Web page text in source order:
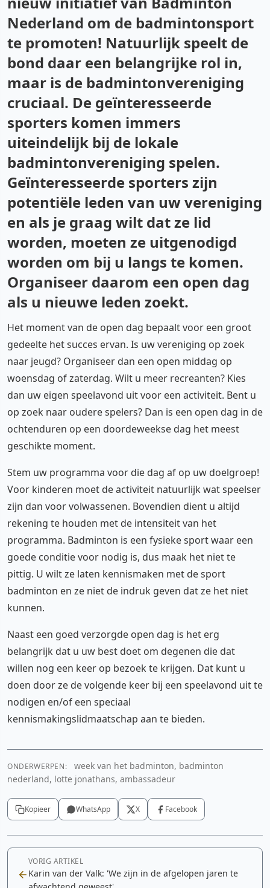
Nederland om de badmintonsport
te promoten! Natuurlijk speelt de
bond daar een belangrijke rol in,
maar is de badmintonvereniging
cruciaal. De geïnteresseerde
sporters komen immers
uiteindelijk bij de lokale
badmintonvereniging spelen.
Geïnteresseerde sporters zijn
potentiële leden van uw vereniging
en als je graag wilt dat ze lid
worden, moeten ze uitgenodigd
worden om bij u langs te komen.
Organiseer daarom een open dag
als u nieuwe leden zoekt.
Het moment van de open dag bepaalt voor een groot
gedeelte het succes ervan. Is uw vereniging op zoek
naar jeugd? Organiseer dan een open middag op
woensdag of zaterdag. Wilt u meer recreanten? Kies
dan uw eigen speelavond uit voor een activiteit. Bent u
op zoek naar oudere spelers? Dan is een open dag in de
ochtenduren op een doordeweekse dag het meest
geschikte moment.
Stem uw programma voor die dag af op uw doelgroep!
Voor kinderen moet de activiteit natuurlijk wat speelser
zijn dan voor volwassenen. Bovendien dient u altijd
rekening te houden met de intensiteit van het
programma. Badminton is een fysieke sport waar een
goede conditie voor nodig is, dus maak het niet te
pittig. U wilt ze laten kennismaken met de sport
badminton en ze niet de indruk geven dat ze het niet
kunnen.
Naast een goed verzorgde open dag is het erg
belangrijk dat u uw best doet om degenen die dat
willen nog een keer op bezoek te krijgen. Dat kunt u
doen door ze de volgende keer bij een speelavond uit te
nodigen en/of een speciaal
kennismakingslidmaatschap aan te bieden.
ONDERWERPEN:
week van het badminton, badminton
nederland, lotte jonathans, ambassadeur
Kopieer WhatsApp X Facebook
VORIG ARTIKEL
Karin van der Valk: 'We zijn in de afgelopen jaren te